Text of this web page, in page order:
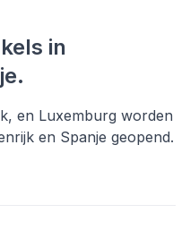
in
en Luxemburg worden
en Spanje geopend.